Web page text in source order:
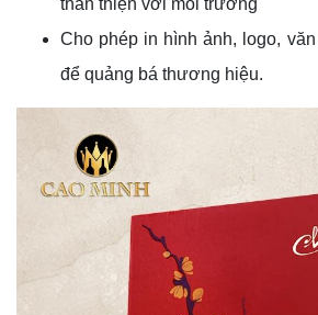
Cho phép in hình ảnh, logo,
để quảng bá thương hiệu.